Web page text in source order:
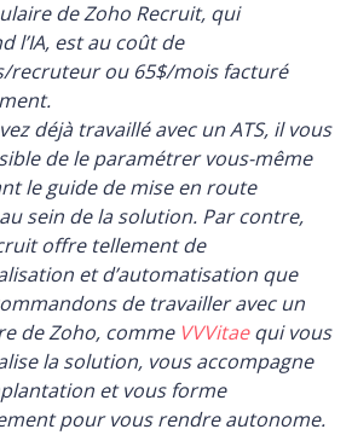
de Zoho Recruit, qui
l’IA, est au coût de
recruteur ou 65$/mois facturé
déjà travaillé avec un ATS, il vous
de le paramétrer vous-même
le guide de mise en route
sein de la solution. Par contre,
offre tellement de
et d’automatisation que
de travailler avec un
de Zoho, comme VVVitaequi vous
la solution, vous accompagne
et vous forme
pour vous rendre autonome.